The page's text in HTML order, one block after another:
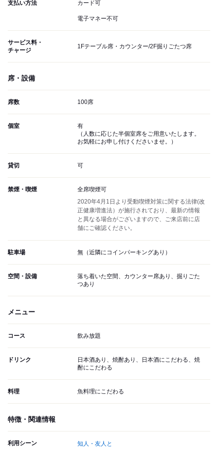
支払い方法 カード可
電子マネー不可
サービス料・
チャージ
1Fテーブル席・カウンター/2F掘りごたつ席
席・設備
席数 100席
個室
有
（人数に応じた半個室席をご用意いたします。
お気軽にお申し付けくださいませ。）
貸切 可
禁煙・喫煙
全席喫煙可
2020年4月1日より受動喫煙対策に関する法律(改
正健康増進法）が施行されており、最新の情報
と異なる場合がございますので、ご来店前に店
舗にご確認ください。
駐車場 無（近隣にコインパーキングあり）
空間・設備
落ち着いた空間、カウンター席あり、掘りごた
つあり
メニュー
コース 飲み放題
ドリンク
日本酒あり、焼酎あり、日本酒にこだわる、焼
酎にこだわる
料理 魚料理にこだわる
特徴・関連情報
利用シーン 知人・友人と